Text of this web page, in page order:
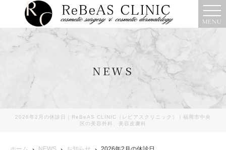
MENU
NEWS
2026年2月の休診日｜ReBeAS CLINIC（レビアスクリニック）｜福岡市中央
区の美容外科、美容皮膚科